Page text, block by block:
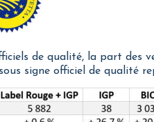
de qualité, la part
signe officiel de qualité